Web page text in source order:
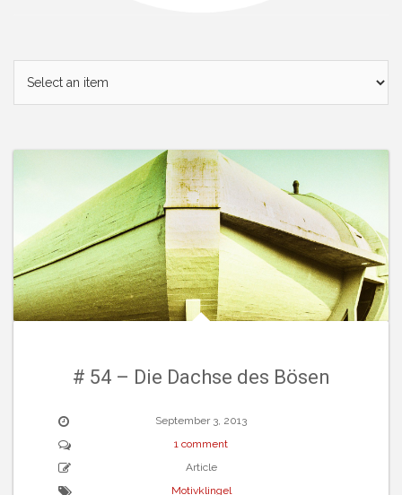
# 54 – Die Dachse des Bösen
September 3, 2013
1 comment
Article
Motivklingel